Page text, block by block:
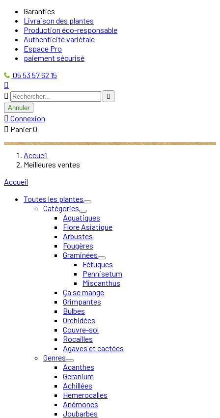
Garanties
Livraison des plantes
Production éco-responsable
Authenticité variétale
Espace Pro
paiement sécurisé
05 53 57 62 15



Annuler
 Connexion
 Panier0
Accueil
Meilleures ventes
Accueil
Toutes les plantes
Catégories
Aquatiques
Flore Asiatique
Arbustes
Fougères
Graminées
Fétuques
Pennisetum
Miscanthus
Ça se mange
Grimpantes
Bulbes
Orchidées
Couvre-sol
Rocailles
Agaves et cactées
Genres
Acanthes
Geranium
Achillées
Hemerocalles
Anémones
Joubarbes